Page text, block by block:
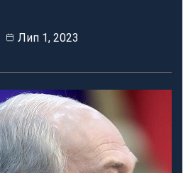
Лип 1, 2023